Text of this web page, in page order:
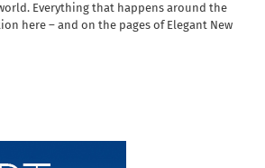
Everything that happens around the
here – and on the pages of Elegant New